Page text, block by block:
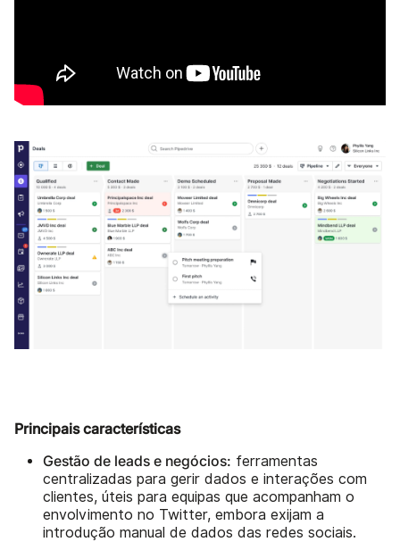
Principais características
Gestão de leads e negócios: ferramentas
centralizadas para gerir dados e interações com
clientes, úteis para equipas que acompanham o
envolvimento no Twitter, embora exijam a
introdução manual de dados das redes sociais.